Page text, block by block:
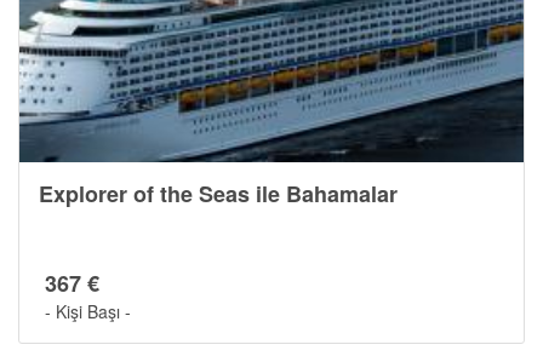
Explorer of the Seas ile Bahamalar
367 €
- Kişi Başı -